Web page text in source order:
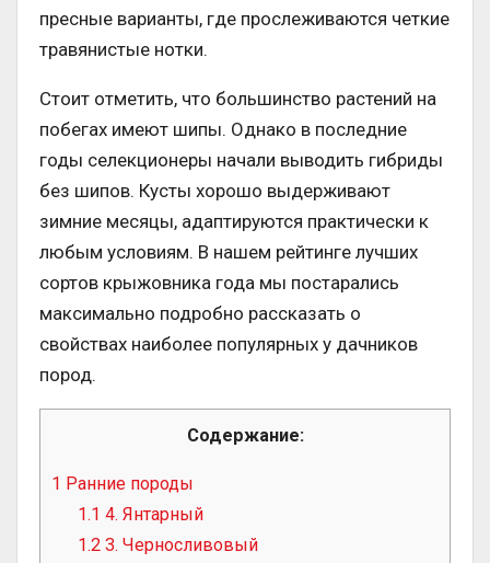
пресные варианты, где прослеживаются четкие
травянистые нотки.
Стоит отметить, что большинство растений на
побегах имеют шипы. Однако в последние
годы селекционеры начали выводить гибриды
без шипов. Кусты хорошо выдерживают
зимние месяцы, адаптируются практически к
любым условиям. В нашем рейтинге лучших
сортов крыжовника года мы постарались
максимально подробно рассказать о
свойствах наиболее популярных у дачников
пород.
Содержание:
1 Ранние породы
1.1 4. Янтарный
1.2 3. Черносливовый